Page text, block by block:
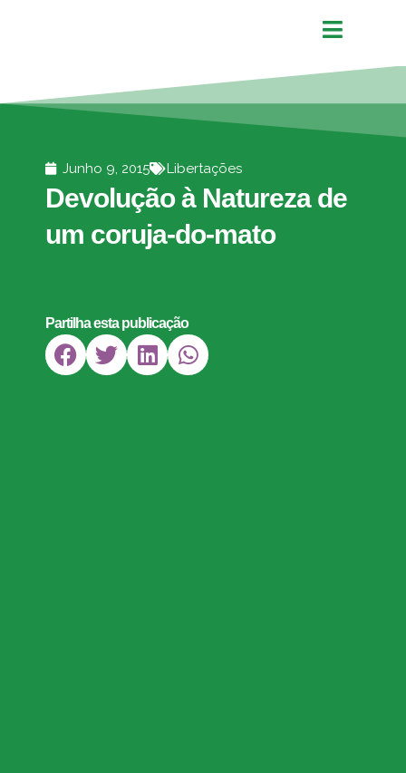
Junho 9, 2015 Libertações
Devolução à Natureza de
um coruja-do-mato
Partilha esta publicação